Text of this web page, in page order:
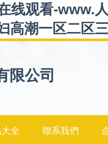
线观看-www.
高潮一区二区
限公司
全 聯系我們